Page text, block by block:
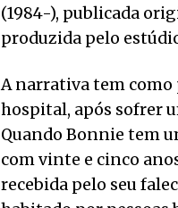
(1984-), publicada
produzida pelo
A narrativa tem
hospital, após sofrer
Quando Bonnie tem
com vinte e cinco
recebida pelo seu